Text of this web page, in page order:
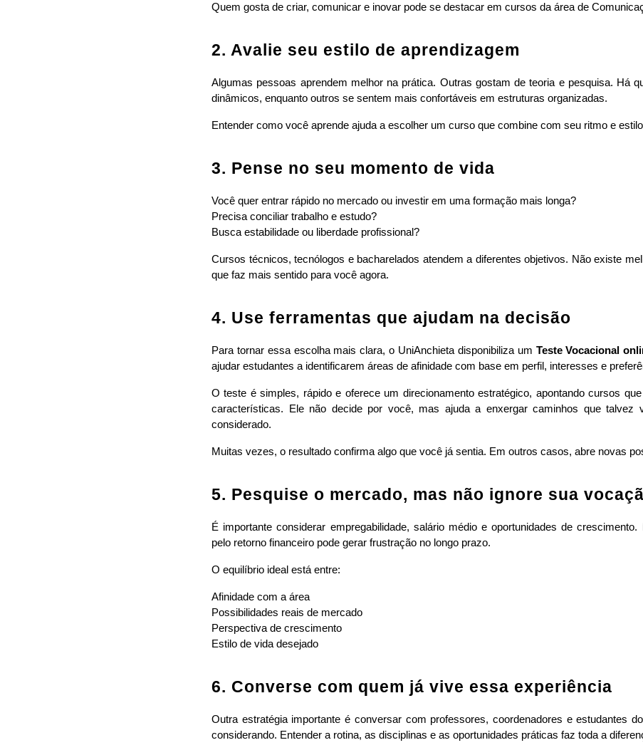
Quem gosta de criar, comunicar e inovar pode se destacar em cursos da área de
2. Avalie seu estilo de aprendizagem
Algumas pessoas aprendem melhor na prática. Outras gostam de teoria e pesquisa. Há
dinâmicos, enquanto outros se sentem mais confortáveis em estruturas organizadas.
Entender como você aprende ajuda a escolher um curso que combine com seu ritmo e
3. Pense no seu momento de vida
Você quer entrar rápido no mercado ou investir em uma formação mais longa?
Precisa conciliar trabalho e estudo?
Busca estabilidade ou liberdade profissional?
Cursos técnicos, tecnólogos e bacharelados atendem a diferentes objetivos. Não existe
que faz mais sentido para você agora.
4. Use ferramentas que ajudam na decisão
Para tornar essa escolha mais clara, o UniAnchieta disponibiliza um Teste Vocacional
ajudar estudantes a identificarem áreas de afinidade com base em perfil, interesses e
O teste é simples, rápido e oferece um direcionamento estratégico, apontando cursos
características. Ele não decide por você, mas ajuda a enxergar caminhos que talvez
considerado.
Muitas vezes, o resultado confirma algo que você já sentia. Em outros casos, abre novas
5. Pesquise o mercado, mas não ignore sua
É importante considerar empregabilidade, salário médio e oportunidades de
pelo retorno financeiro pode gerar frustração no longo prazo.
O equilíbrio ideal está entre:
Afinidade com a área
Possibilidades reais de mercado
Perspectiva de crescimento
Estilo de vida desejado
6. Converse com quem já vive essa experiência
Outra estratégia importante é conversar com professores, coordenadores e estudantes
considerando. Entender a rotina, as disciplinas e as oportunidades práticas faz toda a